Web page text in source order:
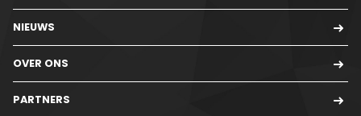
NIEUWS
OVER ONS
PARTNERS